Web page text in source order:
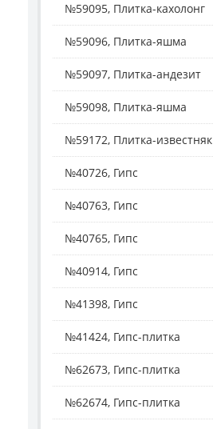
№59095, Плитка-кахолонг
№59096, Плитка-яшма
№59097, Плитка-андезит
№59098, Плитка-яшма
№59172, Плитка-известняк
№40726, Гипс
№40763, Гипс
№40765, Гипс
№40914, Гипс
№41398, Гипс
№41424, Гипс-плитка
№62673, Гипс-плитка
№62674, Гипс-плитка